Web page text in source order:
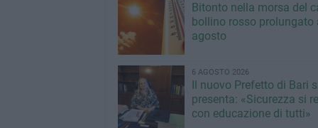
Bitonto nella morsa del
bollino rosso prolungato
agosto
6 AGOSTO 2026
Il nuovo Prefetto di Bari
presenta: «Sicurezza si
con educazione di tutti»